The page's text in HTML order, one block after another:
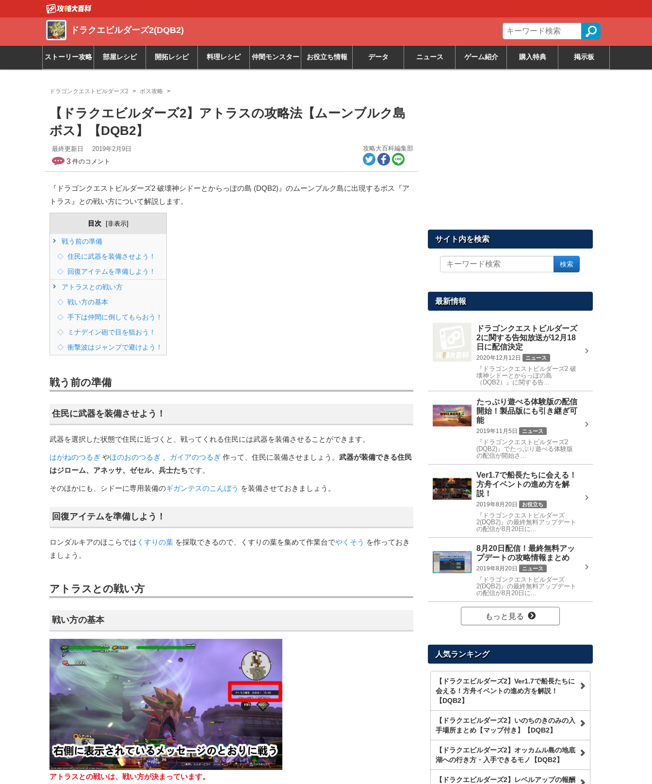
ドラクエビルダーズ2(DQB2)
ストーリー攻略 部屋レシピ 開拓レシピ 料理レシピ 仲間モンスター お役立ち情報 データ ニュース ゲーム紹介 購入特典 掲示板
ドラゴンクエストビルダーズ2 ボス攻略
【ドラクエビルダーズ2】アトラスの攻略法【ムーンブルク島
ボス】【DQB2】
最終更新日 2019年2月9日
3 件のコメント
攻略大百科編集部
『ドラゴンクエストビルダーズ2 破壊神シドーとからっぽの島 (DQB2)』のムーンブルク島に出現するボス『ア
トラス』との戦い方について解説します。
目次 [非表示]
戦う前の準備
住民に武器を装備させよう！
回復アイテムを準備しよう！
アトラスとの戦い方
戦い方の基本
手下は仲間に倒してもらおう！
ミナデイン砲で目を狙おう！
衝撃波はジャンプで避けよう！
戦う前の準備
住民に武器を装備させよう！
武器を選択した状態で住民に近づくと、戦ってくれる住民には武器を装備させることができます。
はがねのつるぎ やほのおのつるぎ ガイアのつるぎ 作って、住民に装備させましょう。 武器が装備できる住民
はジローム、アネッサ、ゼセル、兵士たちです。
そのほかにも、シドーに専用装備のギガンテスのこんぼう を装備させておきましょう。
回復アイテムを準備しよう！
ロンダルキアのほこらでは くすりの葉 を採取できるので、くすりの葉を集めて作業台でやくそう を作っておき
ましょう。
アトラスとの戦い方
戦い方の基本
アトラスとの戦いは、戦い方が決まっています。
サイト内を検索
イ
を
検索
最新情報
ドラゴンクエストビルダーズ
2に関する告知放送が12月18
日に配信決定
2020年12月12日 ニュース
『ドラゴンクエストビルダーズ2 破
壊神シドーとからっぽの島
（DQB2）』に関する告...
たっぷり遊べる体験版の配信
開始！製品版にも引き継ぎ可
能
2019年11月5日 ニュース
『ドラゴンクエストビルダーズ2
(DQB2)』でたっぷり遊べる体験版
の配信が開始さ...
Ver1.7で船長たちに会える！
方舟イベントの進め方を解
説！
2019年8月20日 お役立ち
『ドラゴンクエストビルダーズ
2(DQB2)』の最終無料アップデート
の配信が8月20日に...
8月20日配信！最終無料アッ
プデートの攻略情報まとめ
2019年8月20日 ニュース
『ドラゴンクエストビルダーズ
2(DQB2)』の最終無料アップデート
の配信が8月20日に...
もっと見る
人気ランキング
【ドラクエビルダーズ2】Ver1.7で船長たちに
会える！方舟イベントの進め方を解説！
【DQB2】
【ドラクエビルダーズ2】いのちのきのみの入
手場所まとめ【マップ付き】【DQB2】
【ドラクエビルダーズ2】オッカムル島の地底
湖への行き方・入手できるモノ【DQB2】
【ドラクエビルダーズ2】レベルアップの報酬